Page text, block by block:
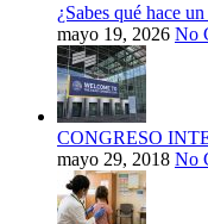
¿Sabes qué hace
mayo 19, 2026 No
CONGRESO
mayo 29, 2018 No